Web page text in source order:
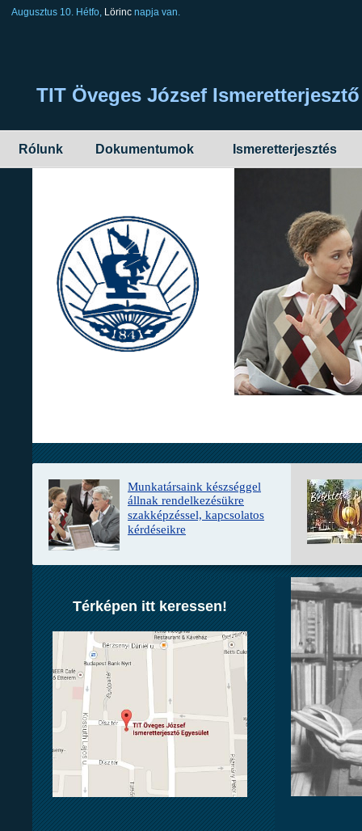
Augusztus 10. Hétfo, Lörinc napja van.
TIT Öveges József
Rólunk Dokumentumok Ismeretterjesztés
Munkatársaink készséggel
állnak rendelkezésükre
szakképzéssel, kapcsolatos
kérdéseikre
Térképen itt keressen!